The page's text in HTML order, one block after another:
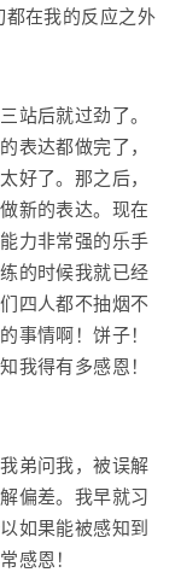
都在我的反应之外
站后就过劲了。
表达都做完了，
好了。那之后，
新的表达。现在
力非常强的乐手
的时候我就已经
四人都不抽烟不
事情啊！饼子！
我得有多感恩！
弟问我，被误解
偏差。我早就习
如果能被感知到
感恩！